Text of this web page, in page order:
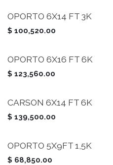
OPORTO 6X14 FT 3K
$ 100,520.00
OPORTO 6X16 FT 6K
$ 123,560.00
CARSON 6X14 FT 6K
$ 139,500.00
OPORTO 5X9FT 1,5K
$ 68,850.00